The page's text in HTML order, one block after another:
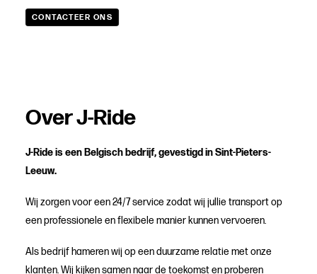
CONTACTEER ONS
Over J-Ride
J-Ride is een Belgisch bedrijf, gevestigd in Sint-Pieters-
Leeuw.
Wij zorgen voor een 24/7 service zodat wij jullie transport op
een professionele en flexibele manier kunnen vervoeren.
Als bedrijf hameren wij op een duurzame relatie met onze
klanten. Wij kijken samen naar de toekomst en proberen